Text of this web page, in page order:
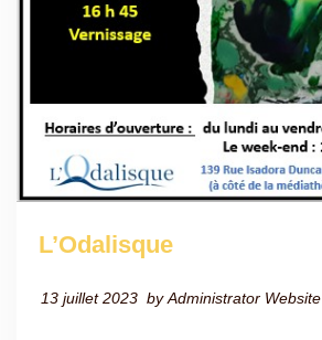
L’Odalisque
13 juillet 2023 byAdministrator Website